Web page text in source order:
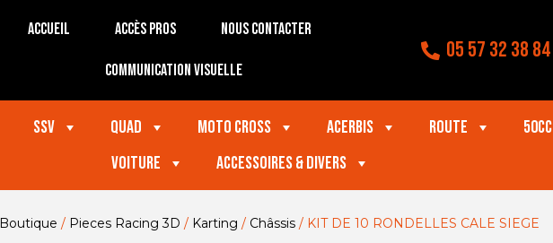
Accueil Accès Pros Nous contacter
Communication visuelle
05 57 32 38 84
SSV Quad Moto Cross Acerbis Route 50cc
VOITURE
Accessoires & divers
Boutique / Pieces Racing 3D / Karting / Châssis/ KIT DE 10 RONDELLES CALE SIEGE